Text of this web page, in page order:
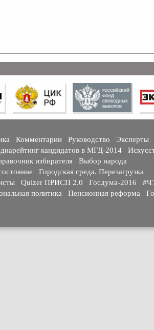
Комментарии Руководство
Эксперты
кандидатов в МГД-2014
избирателя
Выбор народа
Городская среда. Перезагрузка
Quizer ПРИСП 2.0 Госдума-2016
политика Пенсионная реформа